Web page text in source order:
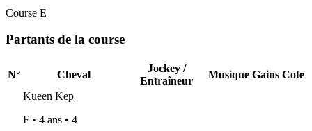
Course E
Partants de la course
N° Cheval
Jockey /
Entraîneur
Musique Gains Cote
Kueen Kep
F • 4 ans • 4